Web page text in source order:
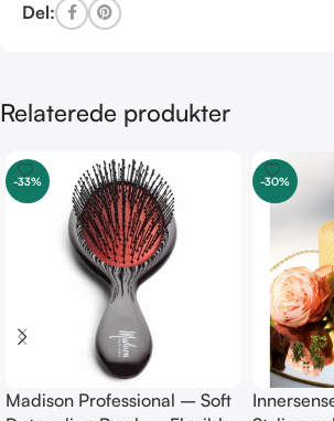
Del:
Relaterede produkter
-33%
Madison Professional – Soft
-30%